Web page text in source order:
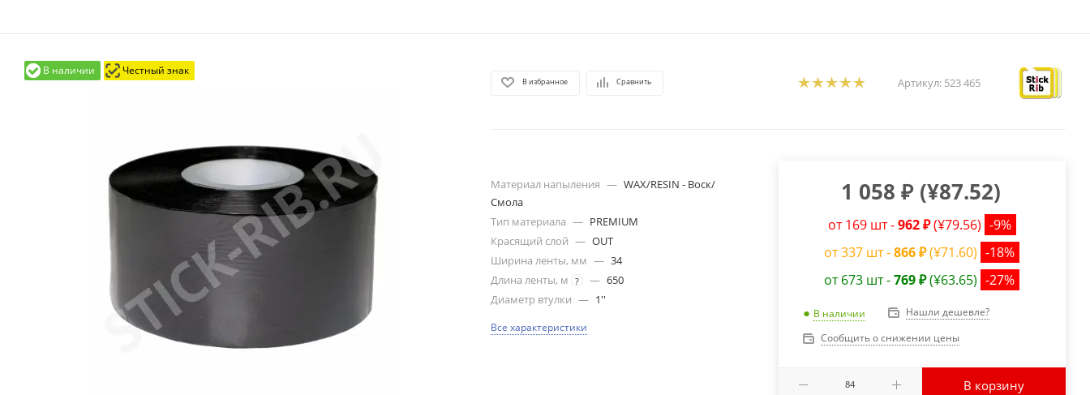
В наличии Честный знак
В избранное Сравнить Артикул: 523 465
Материал напыления — WAX/RESIN - Воск/
Смола
Тип материала — PREMIUM
Красящий слой — OUT
Ширина ленты, мм — 34
Длина ленты, м
? — 650
Диаметр втулки — 1''
Все характеристики
1 058 ₽ (¥87.52)
от 169 шт -962 ₽(¥79.56) -9%
от 337 шт -866 ₽(¥71.60) -18%
от 673 шт -769 ₽(¥63.65) -27%
В наличии
Нашли дешевле?
Сообщить о снижении цены
В корзину